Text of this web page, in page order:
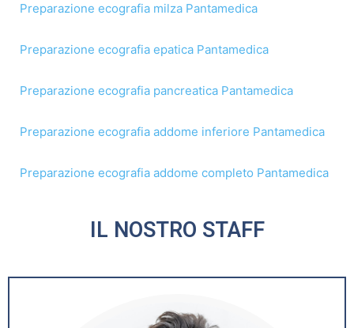
Preparazione ecografia milza Pantamedica
Preparazione ecografia epatica Pantamedica
Preparazione ecografia pancreatica Pantamedica
Preparazione ecografia addome inferiore Pantamedica
Preparazione ecografia addome completo Pantamedica
IL NOSTRO STAFF